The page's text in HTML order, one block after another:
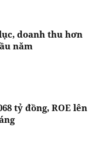
doanh thu hơn
năm
tỷ đồng, ROE lên